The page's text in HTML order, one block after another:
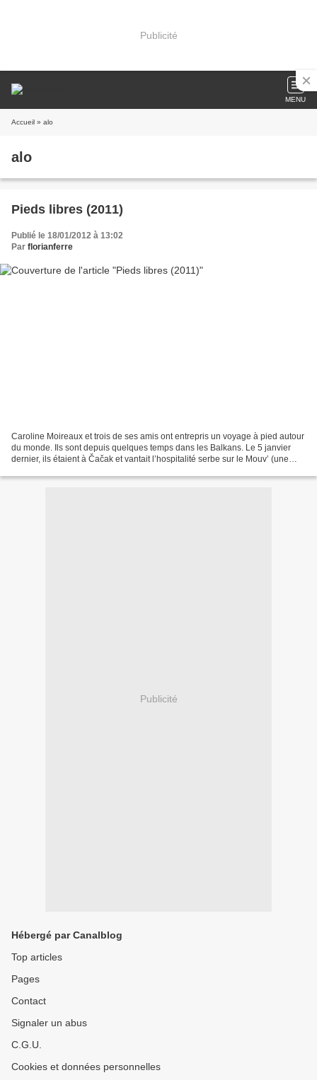
Publicité
MENU
Accueil » alo
alo
Pieds libres (2011)
Publié le 18/01/2012 à 13:02
Par florianferre
Caroline Moireaux et trois de ses amis ont entrepris un voyage à pied autour
du monde. Ils sont depuis quelques temps dans les Balkans. Le 5 janvier
dernier, ils étaient à Čačak et vantait l’hospitalité serbe sur le Mouv’ (une
Publicité
Hébergé par Canalblog
Top articles
Pages
Contact
Signaler un abus
C.G.U.
Cookies et données personnelles